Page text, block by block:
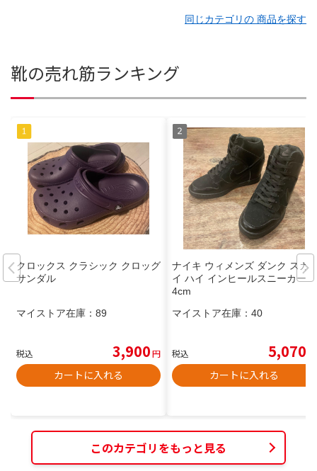
同じカテゴリの 商品を探す
靴の売れ筋ランキング
クロックス クラシック クロッグ
サンダル
マイストア在庫： 89
税込 3,900円
カートに入れる
ナイキ ウィメンズ ダンク スカ
イ ハイ インヒールスニーカー 2
4cm
マイストア在庫： 40
税込 5,070
カートに入れる
このカテゴリをもっと見る